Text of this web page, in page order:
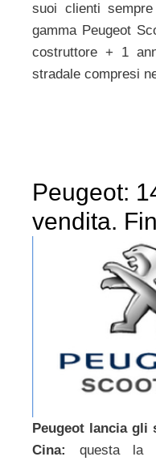
suoi clienti
gamma Peugeot
costruttore + 1
stradale compresi
Peugeot:
vendita.
Peugeot lancia gli
Cina:
questa la